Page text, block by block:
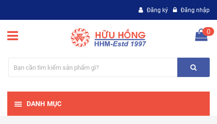
Đăng ký Đăng nhập
0
DANH MỤC